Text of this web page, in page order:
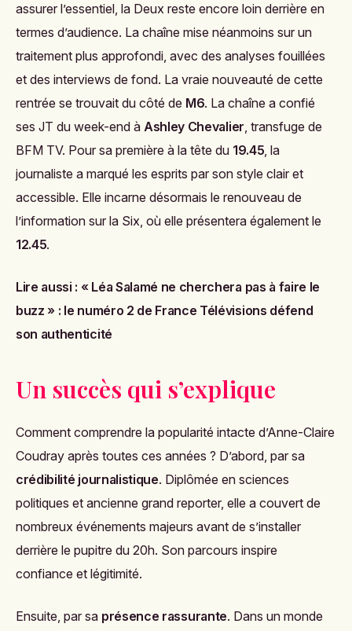
assurer l’essentiel, la Deux reste encore loin derrière en
termes d’audience. La chaîne mise néanmoins sur un
traitement plus approfondi, avec des analyses fouillées
et des interviews de fond. La vraie nouveauté de cette
rentrée se trouvait du côté de M6. La chaîne a confié
ses JT du week-end à Ashley Chevalier, transfuge de
BFM TV. Pour sa première à la tête du 19.45, la
journaliste a marqué les esprits par son style clair et
accessible. Elle incarne désormais le renouveau de
l’information sur la Six, où elle présentera également le
12.45.
Lire aussi : « Léa Salamé ne cherchera pas à faire le
buzz » : le numéro 2 de France Télévisions défend
son authenticité
Un succès qui s’explique
Comment comprendre la popularité intacte d’Anne-Claire
Coudray après toutes ces années ? D’abord, par sa
crédibilité journalistique. Diplômée en sciences
politiques et ancienne grand reporter, elle a couvert de
nombreux événements majeurs avant de s’installer
derrière le pupitre du 20h. Son parcours inspire
confiance et légitimité.
Ensuite, par sa présence rassurante. Dans un monde